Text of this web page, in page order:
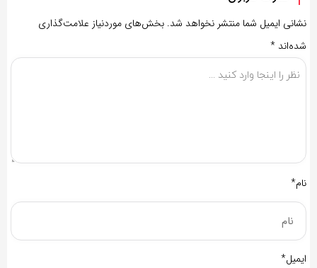
نشانی ایمیل شما منتشر نخواهد شد. بخش‌های موردنیاز علامت‌گذاری
شده‌اند *
نام*
ایمیل*